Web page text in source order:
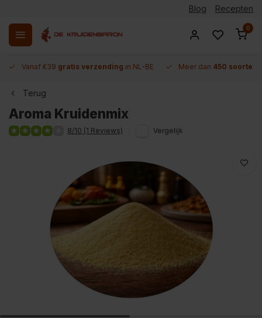
Blog Recepten
0
Vanaf €39 gratis verzending in NL-BE Meer dan 450 soorten
Terug
Aroma Kruidenmix
8/10 (1 Reviews) Vergelijk